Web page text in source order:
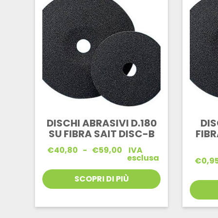
DISCHI ABRASIVI D.180
SU FIBRA SAIT DISC-B
€40,80 - €59,00
Fascia
di
da
€40,80
a
IVA
esclusa
SCOPRI DI PIÙ
€